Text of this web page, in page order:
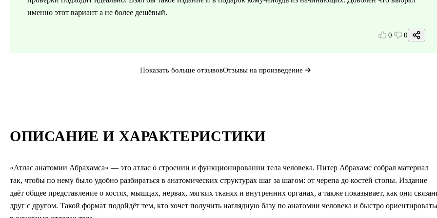
ОПИСАНИЕ И ХАРАКТЕРИСТИКИ
«Атлас анатомии Абрахамса» — это атлас о строении и функционировании тела человека. Питер Абрахамс собрал материал
так, чтобы по нему было удобно разбираться в анатомических структурах шаг за шагом: от черепа до костей стопы. Издание
даёт общее представление о костях, мышцах, нервах, мягких тканях и внутренних органах, а также показывает, как они
друг с другом. Такой формат подойдёт тем, кто хочет получить наглядную базу по анатомии человека и быстро
именно этот вариант а не более дешёвый.
0 0
Показать больше отзывовОтзывы на произведение